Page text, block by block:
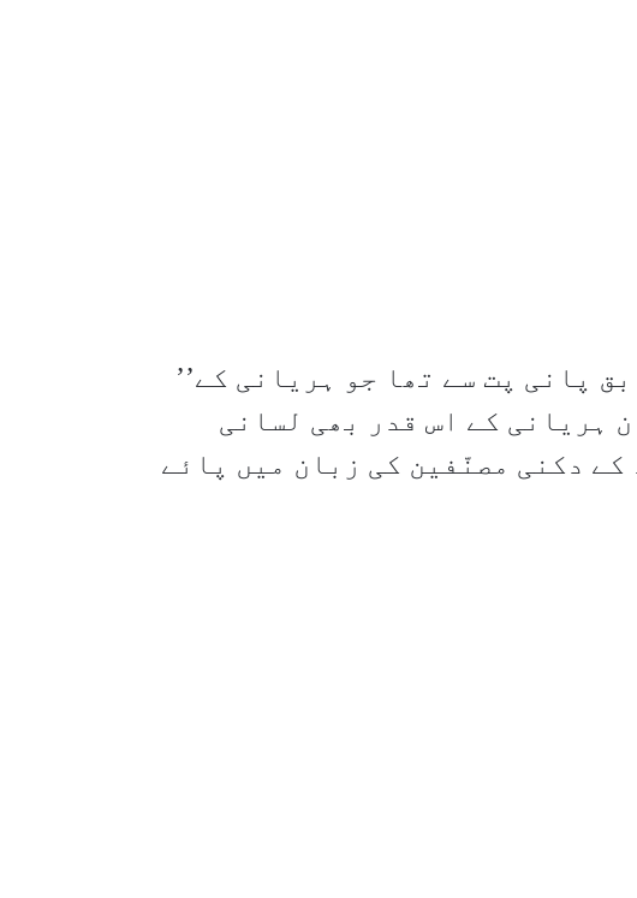
’’افضل کا تعلق والہ کی شہادت کے مطابق پانی پت سے تھا جو ہریانی کے
ہریانی کے اس قدر بھی لسانی
دکنی مصنّفین کی زبان میں پائے